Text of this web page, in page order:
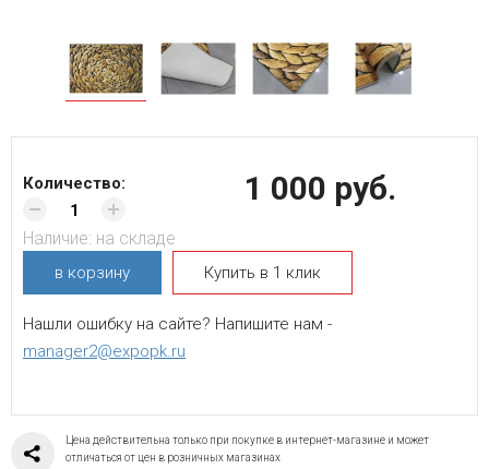
1 000 руб.
Количество:
Наличие: на складе
в корзину Купить в 1 клик
Нашли ошибку на сайте? Напишите нам -
manager2@expopk.ru
Цена действительна только при покупке в интернет-магазине и может
отличаться от цен в розничных магазинах